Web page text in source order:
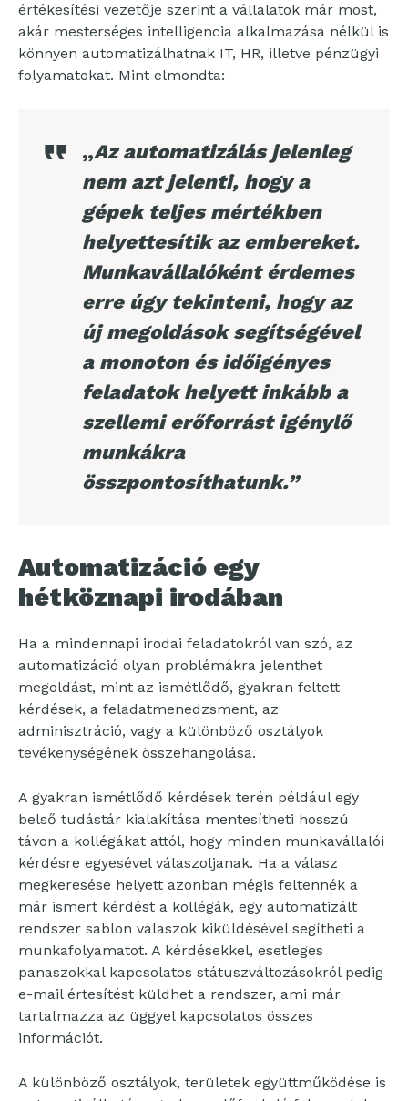
értékesítési vezetője szerint a vállalatok már most,
akár mesterséges intelligencia alkalmazása nélkül is
könnyen automatizálhatnak IT, HR, illetve pénzügyi
folyamatokat. Mint elmondta:
„Az automatizálás jelenleg
nem azt jelenti, hogy a
gépek teljes mértékben
helyettesítik az embereket.
Munkavállalóként érdemes
erre úgy tekinteni, hogy az
új megoldások segítségével
a monoton és időigényes
feladatok helyett inkább a
szellemi erőforrást igénylő
munkákra
összpontosíthatunk.”
Automatizáció egy
hétköznapi irodában
Ha a mindennapi irodai feladatokról van szó, az
automatizáció olyan problémákra jelenthet
megoldást, mint az ismétlődő, gyakran feltett
kérdések, a feladatmenedzsment, az
adminisztráció, vagy a különböző osztályok
tevékenységének összehangolása.
A gyakran ismétlődő kérdések terén például egy
belső tudástár kialakítása mentesítheti hosszú
távon a kollégákat attól, hogy minden munkavállalói
kérdésre egyesével válaszoljanak. Ha a válasz
megkeresése helyett azonban mégis feltennék a
már ismert kérdést a kollégák, egy automatizált
rendszer sablon válaszok kiküldésével segítheti a
munkafolyamatot. A kérdésekkel, esetleges
panaszokkal kapcsolatos státuszváltozásokról pedig
e-mail értesítést küldhet a rendszer, ami már
tartalmazza az üggyel kapcsolatos összes
információt.
A különböző osztályok, területek együttműködése is